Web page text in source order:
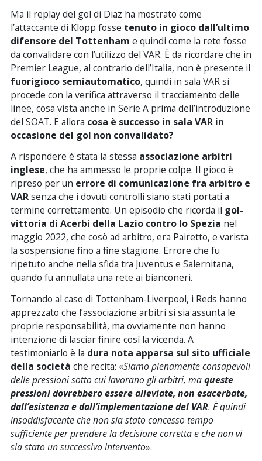
Ma il replay del gol di Diaz ha mostrato come
l’attaccante di Klopp fosse tenuto in gioco dall’ultimo
difensore del Tottenham e quindi come la rete fosse
da convalidare con l’utilizzo del VAR. È da ricordare che in
Premier League, al contrario dell’Italia, non è presente il
fuorigioco semiautomatico, quindi in sala VAR si
procede con la verifica attraverso il tracciamento delle
linee, cosa vista anche in Serie A prima dell’introduzione
del SOAT. E allora cosa è successo in sala VAR in
occasione del gol non convalidato?
A rispondere è stata la stessa associazione arbitri
inglese, che ha ammesso le proprie colpe. Il gioco è
ripreso per un errore di comunicazione fra arbitro e
VARsenza che i dovuti controlli siano stati portati a
termine correttamente. Un episodio che ricorda il gol-
vittoria di Acerbi della Lazio contro lo Spezia nel
maggio 2022, che cosò ad arbitro, era Pairetto, e varista
la sospensione fino a fine stagione. Errore che fu
ripetuto anche nella sfida tra Juventus e Salernitana,
quando fu annullata una rete ai bianconeri.
Tornando al caso di Tottenham-Liverpool, i Reds hanno
apprezzato che l’associazione arbitri si sia assunta le
proprie responsabilità, ma ovviamente non hanno
intenzione di lasciar finire così la vicenda. A
testimoniarlo è la dura nota apparsa sul sito ufficiale
della società che recita: «Siamo pienamente consapevoli
delle pressioni sotto cui lavorano gli arbitri, maqueste
pressioni dovrebbero essere alleviate, non esacerbate,
dall’esistenza e dall’implementazione del VAR. È quindi
insoddisfacente che non sia stato concesso tempo
sufficiente per prendere la decisione corretta e che non vi
sia stato un successivo intervento».